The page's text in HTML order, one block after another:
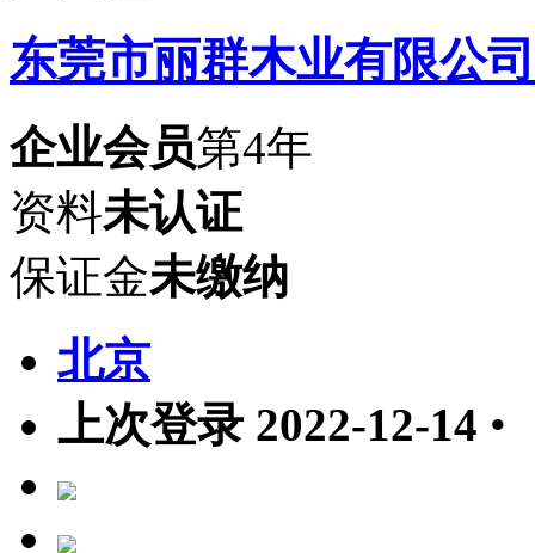
东莞市丽群木业有限公司
企业会员第4年
资料未认证
保证金未缴纳
北京
上次登录 2022-12-14 •